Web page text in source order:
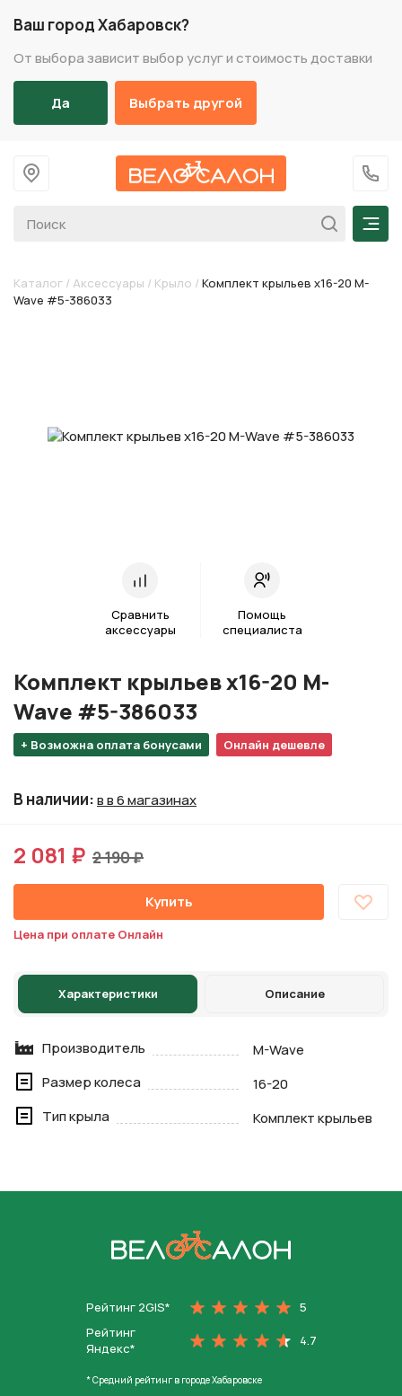
Ваш город Хабаровск?
От выбора зависит выбор услуг и стоимость доставки
Да Выбрать другой
На главную
+7
Каталог / Аксессуары / Крыло / Комплект крыльев х16-20 M-
Wave #5-386033
Сравнить
аксессуары
Помощь
специалиста
+ Возможна оплата бонусами Онлайн дешевле
Комплект крыльев х16-20 M-
Wave #5-386033
В наличии:в в 6 магазинах
2 081 ₽ 2 190 ₽
Купить
Цена при оплате Онлайн
Характеристики Описание
Производитель
M-Wave
Размер колеса
16-20
Тип крыла
Комплект крыльев
Рейтинг 2GIS*
5
Рейтинг
Яндекс*
4.7
* Средний рейтинг в городе Хабаровске